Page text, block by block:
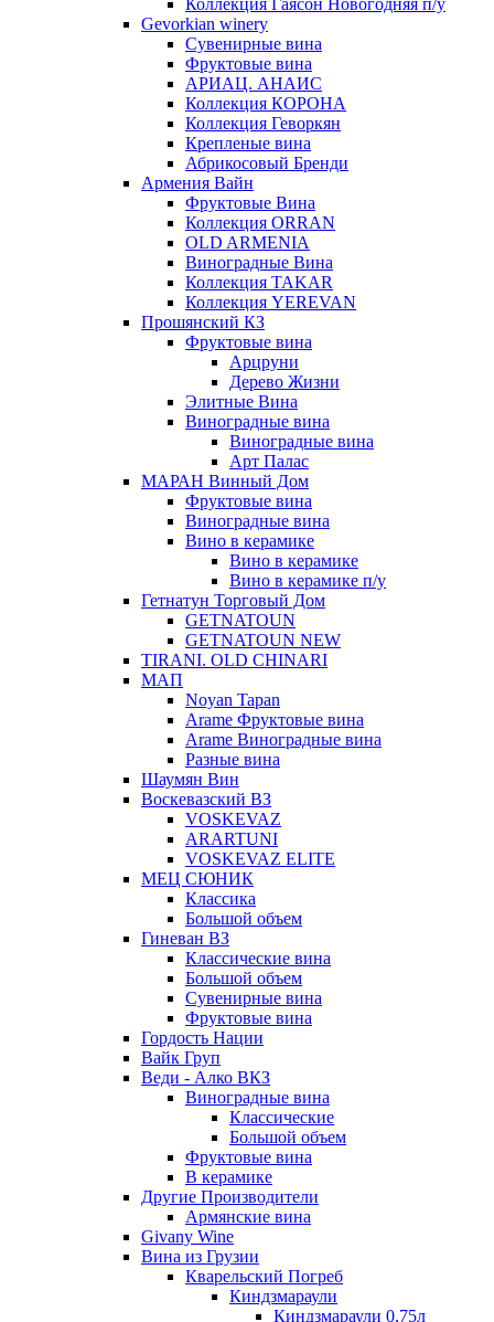
Коллекция Гаясон Новогодняя п/у
Gevorkian winery
Сувенирные вина
Фруктовые вина
АРИАЦ. АНАИС
Коллекция КОРОНА
Коллекция Геворкян
Крепленые вина
Абрикосовый Бренди
Армения Вайн
Фруктовые Вина
Коллекция ORRAN
OLD ARMENIA
Виноградные Вина
Коллекция TAKAR
Коллекция YEREVAN
Прошянский КЗ
Фруктовые вина
Арцруни
Дерево Жизни
Элитные Вина
Виноградные вина
Виноградные вина
Арт Палас
МАРАН Винный Дом
Фруктовые вина
Виноградные вина
Вино в керамике
Вино в керамике
Вино в керамике п/у
Гетнатун Торговый Дом
GETNATOUN
GETNATOUN NEW
TIRANI. OLD CHINARI
МАП
Noyan Tapan
Arame Фруктовые вина
Arame Виноградные вина
Разные вина
Шаумян Вин
Воскевазский ВЗ
VOSKEVAZ
ARARTUNI
VOSKEVAZ ELITE
МЕЦ СЮНИК
Классика
Большой объем
Гиневан ВЗ
Классические вина
Большой объем
Сувенирные вина
Фруктовые вина
Гордость Нации
Вайк Груп
Веди - Алко ВКЗ
Виноградные вина
Классические
Большой объем
Фруктовые вина
В керамике
Другие Производители
Армянские вина
Givany Wine
Вина из Грузии
Кварельский Погреб
Киндзмараули
Киндзмараули 0,75л